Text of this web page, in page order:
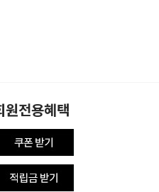
원전용혜택